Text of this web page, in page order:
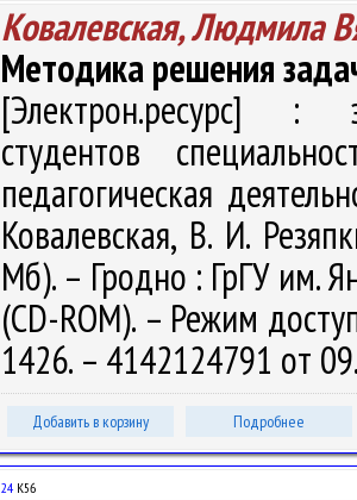
Ковалевская, Людмила
Методика решения
[Электрон.ресурс] :
студентов
педагогическая
Ковалевская, В. И.
Мб). – Гродно : ГрГУ им.
(CD-ROM). – Режим
1426. – 4142124791 от
Добавить в корзину Подробнее
24 К56